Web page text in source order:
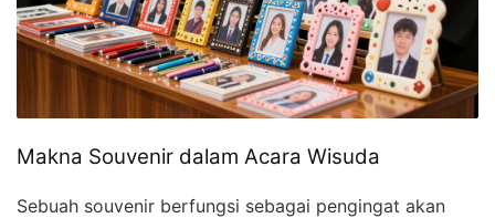
Makna Souvenir dalam Acara Wisuda
Sebuah souvenir berfungsi sebagai pengingat akan